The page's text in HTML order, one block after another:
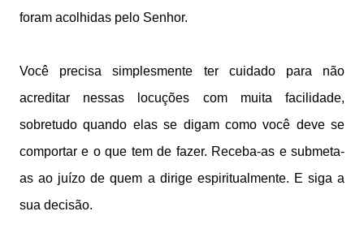
foram acolhidas pelo Senhor.
Você precisa simplesmente ter cuidado para não
acreditar nessas locuções com muita facilidade,
sobretudo quando elas se digam como você deve se
comportar e o que tem de fazer. Receba-as e submeta-
as ao juízo de quem a dirige espiritualmente. E siga a
sua decisão.